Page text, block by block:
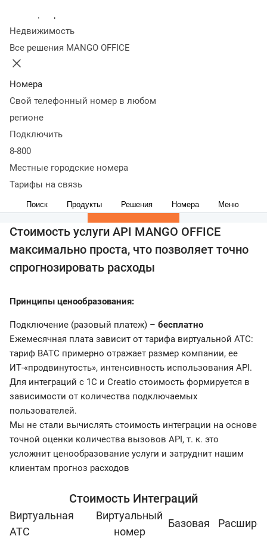
Недвижимость
Все решения MANGO OFFICE
Номера
Свой телефонный номер в любом
регионе
Подключить
8-800
Местные городские номера
Тарифы на связь
Поиск Продукты Решения Номера Меню
Прямые интеграции
Универсальный коннектор
Подробнее
Стоимость услуги API MANGO OFFICE
максимально проста, что позволяет точно
спрогнозировать расходы
Принципы ценообразования:
Подключение (разовый платеж) – бесплатно
Ежемесячная плата зависит от тарифа виртуальной АТС:
тариф ВАТС примерно отражает размер компании, ее
ИТ-«продвинутость», интенсивность использования API.
Для интеграций с 1С и Creatio стоимость формируется в
зависимости от количества подключаемых
пользователей.
Мы не стали вычислять стоимость интеграции на основе
точной оценки количества вызовов API, т. к. это
усложнит ценообразование услуги и затруднит нашим
клиентам прогноз расходов
Стоимость Интеграций
Виртуальная
АТС
Виртуальный
номер
Базовая